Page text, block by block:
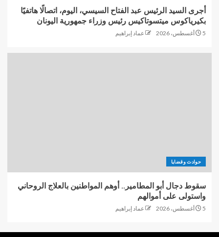
أجرى السيد الرئيس عبد الفتاح السيسي، اليوم، اتصالًا هاتفيًا
بكيرياكوس ميتسوتاكيس رئيس وزراء جمهورية اليونان
5 أغسطس، 2026 عماد إبراهيم
حوادث وقضايا
سقوط دجال أبو المطامير.. أوهم المواطنين بالعلاج الروحاني
واستولى على أموالهم
5 أغسطس، 2026 عماد إبراهيم